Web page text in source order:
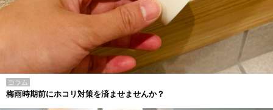
コラム
梅雨時期前にホコリ対策を済ませませんか？